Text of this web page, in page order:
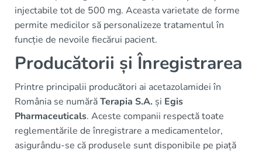
injectabile tot de 500 mg. Aceasta varietate de forme
permite medicilor să personalizeze tratamentul în
funcție de nevoile fiecărui pacient.
Producătorii și Înregistrarea
Printre principalii producători ai acetazolamidei în
România se numărăTerapia S.A. și Egis
Pharmaceuticals. Aceste companii respectă toate
reglementările de înregistrare a medicamentelor,
asigurându-se că produsele sunt disponibile pe piață